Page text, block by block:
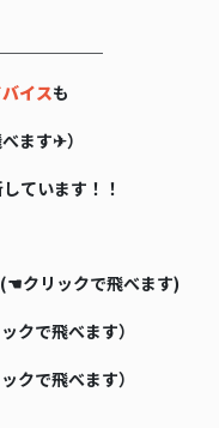
イスも
ます✈）
ています！！
リックで飛べます)
で飛べます）
で飛べます）